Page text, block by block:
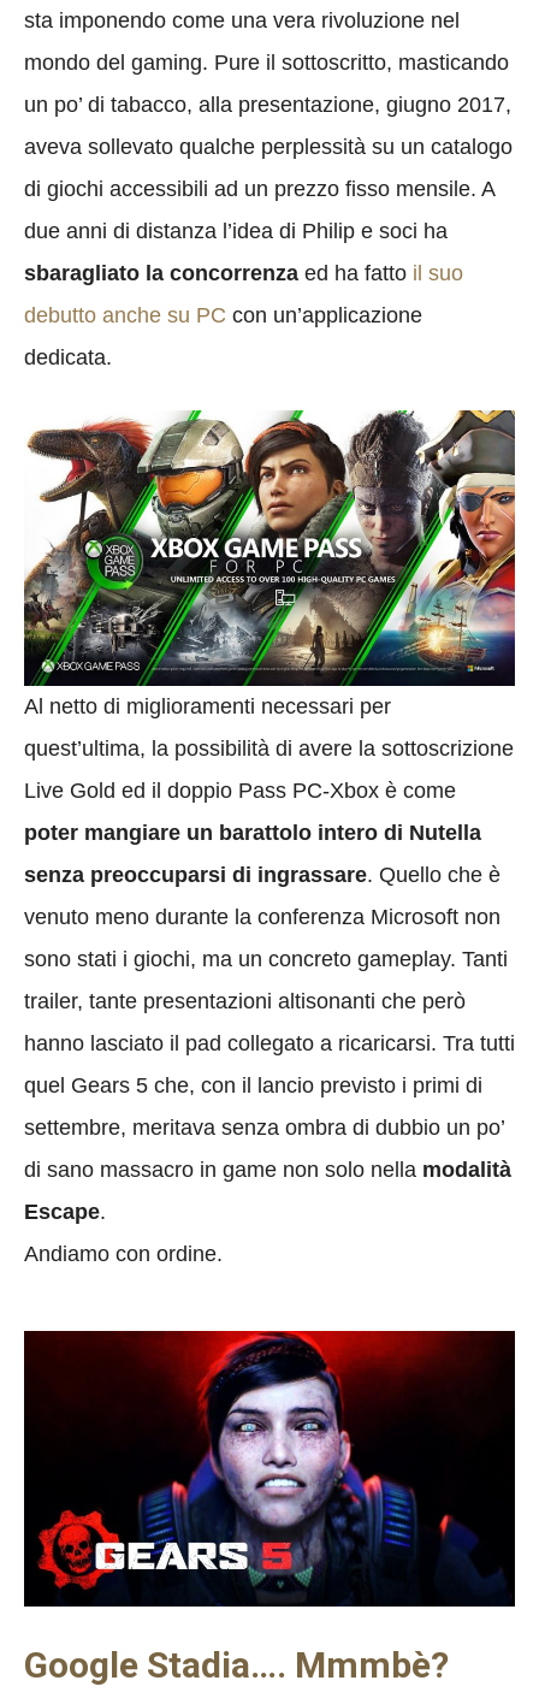
sta imponendo come una vera rivoluzione nel
mondo del gaming. Pure il sottoscritto, masticando
un po’ di tabacco, alla presentazione, giugno 2017,
aveva sollevato qualche perplessità su un catalogo
di giochi accessibili ad un prezzo fisso mensile. A
due anni di distanza l’idea di Philip e soci ha
sbaragliato la concorrenza ed ha fatto il suo
debutto anche su PC con un’applicazione
dedicata.
Al netto di miglioramenti necessari per
quest’ultima, la possibilità di avere la sottoscrizione
Live Gold ed il doppio Pass PC-Xbox è come
poter mangiare un barattolo intero di Nutella
senza preoccuparsi di ingrassare. Quello che è
venuto meno durante la conferenza Microsoft non
sono stati i giochi, ma un concreto gameplay. Tanti
trailer, tante presentazioni altisonanti che però
hanno lasciato il pad collegato a ricaricarsi. Tra tutti
quel Gears 5 che, con il lancio previsto i primi di
settembre, meritava senza ombra di dubbio un po’
di sano massacro in game non solo nella modalità
Escape.
Andiamo con ordine.
Google Stadia…. Mmmbè?